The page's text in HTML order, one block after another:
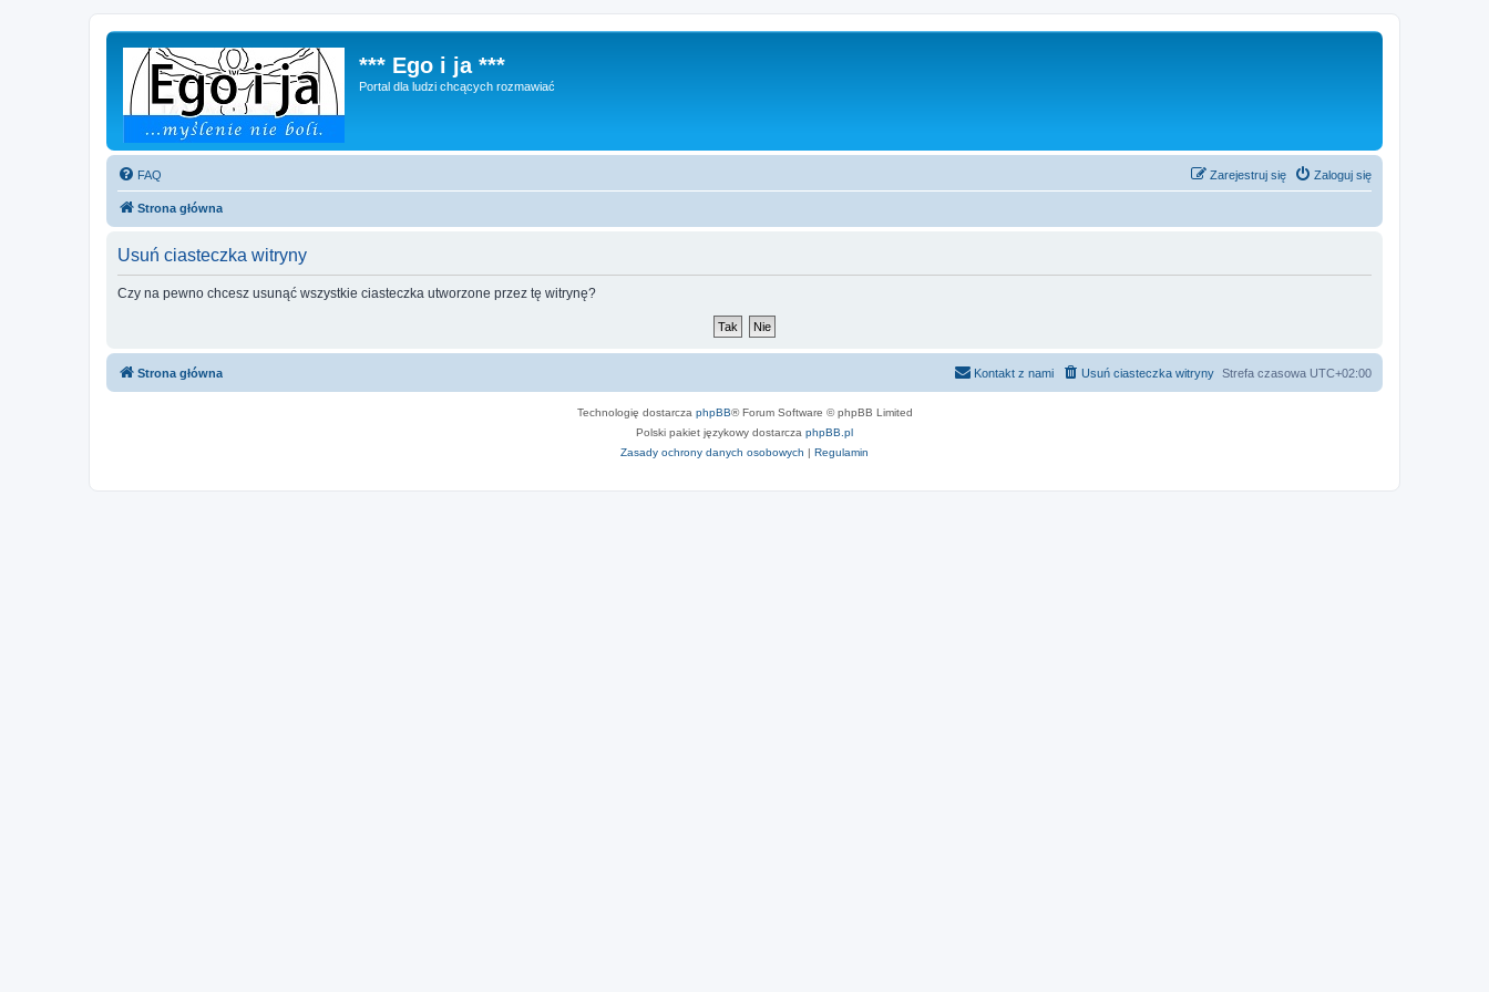
*** Ego i ja ***
Portal dla ludzi chcących rozmawiać
FAQ Zaloguj się
Zarejestruj się
Strona główna
Usuń ciasteczka witryny
Czy na pewno chcesz usunąć wszystkie ciasteczka utworzone przez tę witrynę?
Strona główna Strefa czasowa UTC+02:00
Usuń ciasteczka witryny
Kontakt z nami
Technologię dostarcza phpBB® Forum Software © phpBB Limited
Polski pakiet językowy dostarcza phpBB.pl
Zasady ochrony danych osobowych | Regulamin